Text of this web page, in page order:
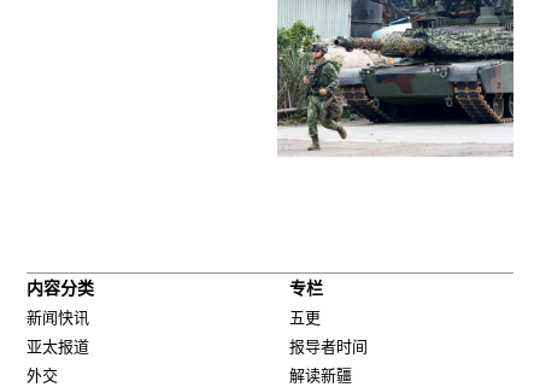
内容分类
新闻快讯
亚太报道
外交
专栏
五更
报导者时间
解读新疆